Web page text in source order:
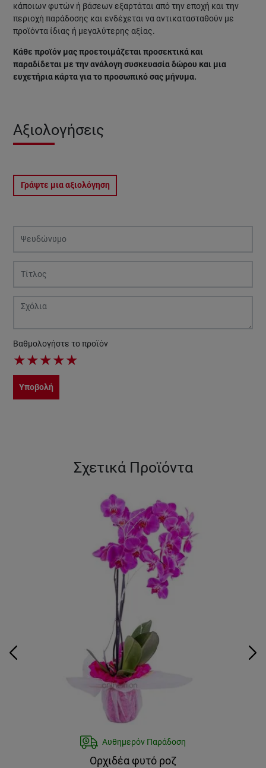
κάποιων φυτών ή βάσεων εξαρτάται από την εποχή και την
περιοχή παράδοσης και ενδέχεται να αντικατασταθούν με
προϊόντα ίδιας ή μεγαλύτερης αξίας.
Κάθε προϊόν μας προετοιμάζεται προσεκτικά και
παραδίδεται με την ανάλογη συσκευασία δώρου και μια
ευχετήρια κάρτα για το προσωπικό σας μήνυμα.
Αξιολογήσεις
Γράψτε μια αξιολόγηση
Βαθμολογήστε το προϊόν
★★★★★
Υποβολή
Σχετικά Προϊόντα
Αυθημερόν Παράδοση
Ορχιδέα φυτό ροζ